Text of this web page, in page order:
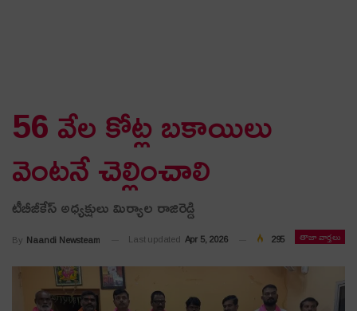
56 వేల కోట్ల బకాయిలు
వెంటనే చెల్లించాలి
టీబీజీకేస్ అధ్యక్షులు మిర్యాల రాజిరెడ్డి
తాజా వార్తలు
By Naandi Newsteam Last updated Apr 5, 2026 295